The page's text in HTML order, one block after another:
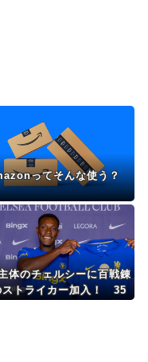
ってそんな使う？
体のチェルシーに百戦錬
ストライカー加入！ 35